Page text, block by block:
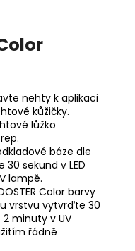
nehty k aplikaci
kůžičky.
lůžko
.
báze dle
sekund v LED
lampě.
Color barvy
vrstvu vytvrďte 30
2 minuty v UV
řádně